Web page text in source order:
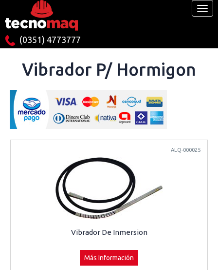
(0351) 4773777
Vibrador P/ Hormigon
ALQ-000025
Vibrador De Inmersion
Más Información